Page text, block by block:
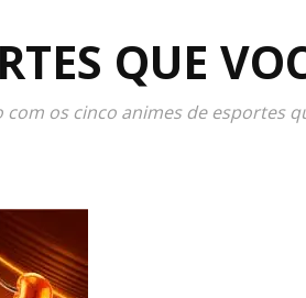
Galáxia:
QUE
os cinco animes de esportes